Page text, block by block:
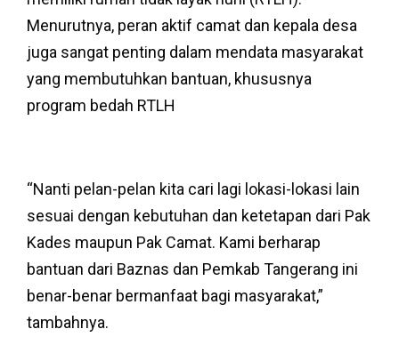
Menurutnya, peran aktif camat dan kepala desa
juga sangat penting dalam mendata masyarakat
yang membutuhkan bantuan, khususnya
program bedah RTLH
“Nanti pelan-pelan kita cari lagi lokasi-lokasi lain
sesuai dengan kebutuhan dan ketetapan dari Pak
Kades maupun Pak Camat. Kami berharap
bantuan dari Baznas dan Pemkab Tangerang ini
benar-benar bermanfaat bagi masyarakat,”
tambahnya.